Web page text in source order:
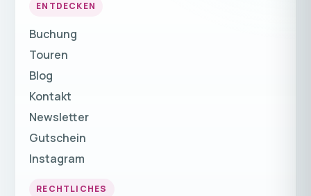
ENTDECKEN
Buchung
Touren
Blog
Kontakt
Newsletter
Gutschein
Instagram
RECHTLICHES